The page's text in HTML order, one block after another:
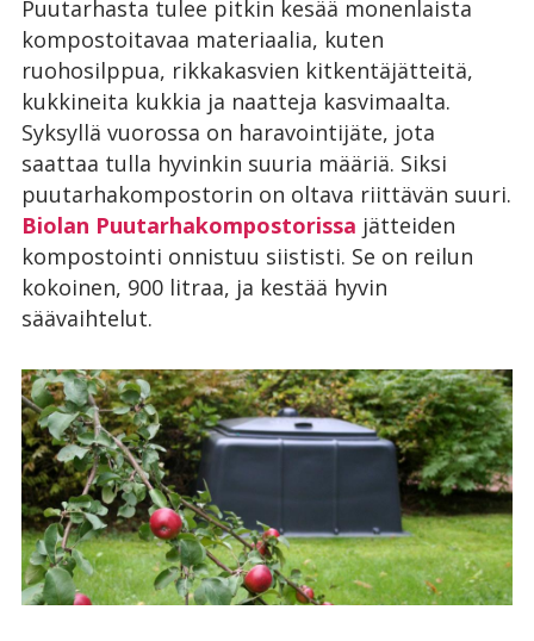
Puutarhasta tulee pitkin kesää monenlaista
kompostoitavaa materiaalia, kuten
ruohosilppua, rikkakasvien kitkentäjätteitä,
kukkineita kukkia ja naatteja kasvimaalta.
Syksyllä vuorossa on haravointijäte, jota
saattaa tulla hyvinkin suuria määriä. Siksi
puutarhakompostorin on oltava riittävän suuri.
Biolan Puutarhakompostorissa jätteiden
kompostointi onnistuu siististi. Se on reilun
kokoinen, 900 litraa, ja kestää hyvin
säävaihtelut.